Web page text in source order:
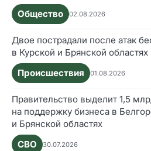
Общество
02.08.2026
Двое пострадали после атак
в Курской и Брянской областях
Происшествия
01.08.2026
Правительство выделит 1,5
на поддержку бизнеса в
и Брянской областях
СВО
30.07.2026